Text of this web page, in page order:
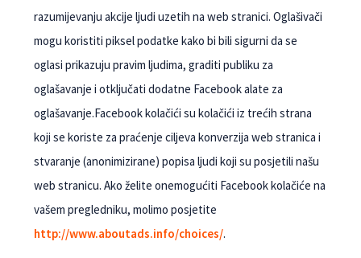
razumijevanju akcije ljudi uzetih na web stranici. Oglašivači
mogu koristiti piksel podatke kako bi bili sigurni da se
oglasi prikazuju pravim ljudima, graditi publiku za
oglašavanje i otključati dodatne Facebook alate za
oglašavanje.Facebook kolačići su kolačići iz trećih strana
koji se koriste za praćenje ciljeva konverzija web stranica i
stvaranje (anonimizirane) popisa ljudi koji su posjetili našu
web stranicu. Ako želite onemogućiti Facebook kolačiće na
vašem pregledniku, molimo posjetite
http://www.aboutads.info/choices/.